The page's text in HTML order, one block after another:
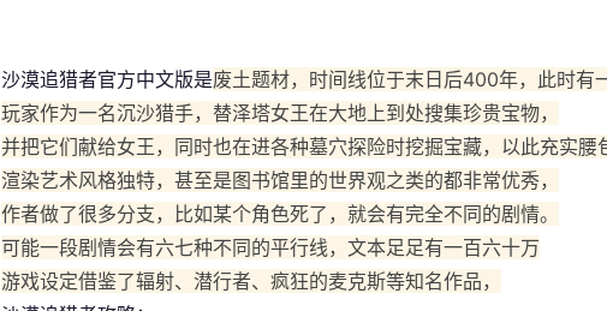
沙漠追猎者官方中文版是废土题材，时间线位于末日后400年，此时有
玩家作为一名沉沙猎手，替泽塔女王在大地上到处搜集珍贵宝物，
并把它们献给女王，同时也在进各种墓穴探险时挖掘宝藏，以此充实腰
渲染艺术风格独特，甚至是图书馆里的世界观之类的都非常优秀，
作者做了很多分支，比如某个角色死了，就会有完全不同的剧情。
可能一段剧情会有六七种不同的平行线，文本足足有一百六十万
游戏设定借鉴了辐射、潜行者、疯狂的麦克斯等知名作品，